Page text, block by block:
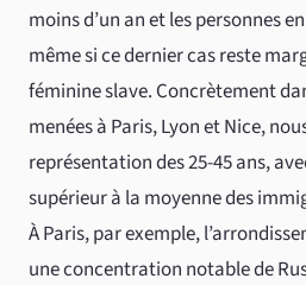
moins d’un an et les personnes
même si ce dernier cas reste
féminine slave. Concrètement
menées à Paris, Lyon et Nice,
représentation des 25-45 ans,
supérieur à la moyenne des
À Paris, par exemple,
une concentration notable de